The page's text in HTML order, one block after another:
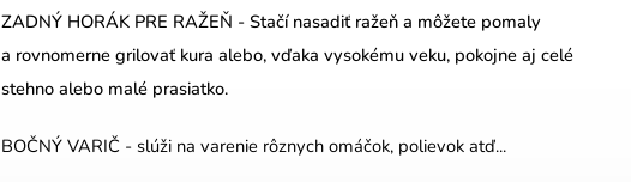
ZADNÝ HORÁK PRE RAŽEŇ - Stačí nasadiť ražeň a môžete pomaly
a rovnomerne grilovať kura alebo, vďaka vysokému veku, pokojne aj celé
stehno alebo malé prasiatko.
BOČNÝ VARIČ - slúži na varenie rôznych omáčok, polievok atď...